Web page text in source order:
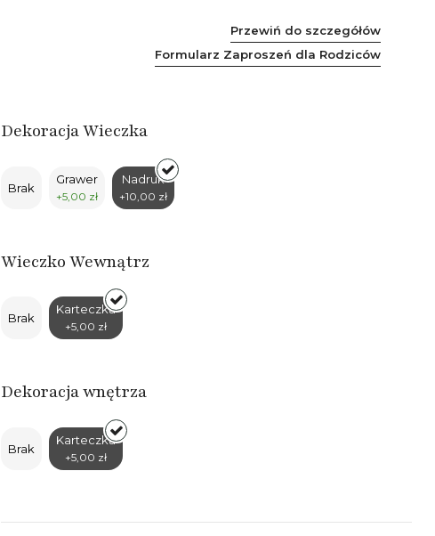
Przewiń do szczegółów
Formularz Zaproszeń dla Rodziców
Dekoracja Wieczka
Brak
Grawer
+5,00 zł
Nadruk
+10,00 zł
Wieczko Wewnątrz
Brak
Karteczka
+5,00 zł
Dekoracja wnętrza
Brak
Karteczka
+5,00 zł